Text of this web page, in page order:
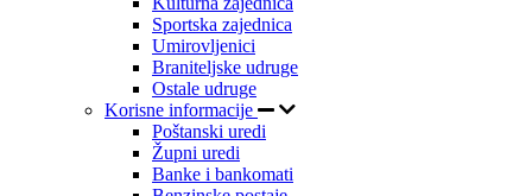
Sportska zajednica
Umirovljenici
Braniteljske udruge
Ostale udruge
Korisne informacije
Poštanski uredi
Župni uredi
Banke i bankomati